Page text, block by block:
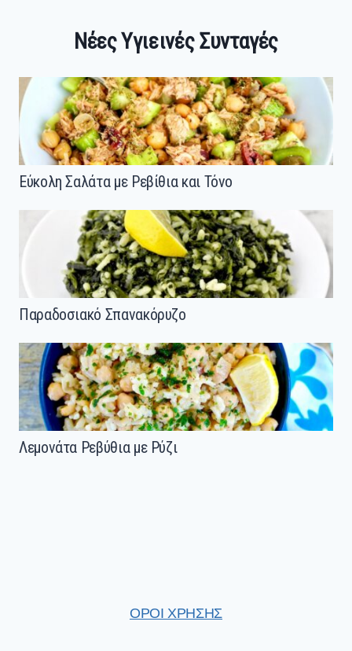
Νέες Υγιεινές Συνταγές
Εύκολη Σαλάτα με Ρεβίθια και Τόνο
Παραδοσιακό Σπανακόρυζο
Λεμονάτα Ρεβύθια με Ρύζι
ΟΡΟΙ ΧΡΗΣΗΣ